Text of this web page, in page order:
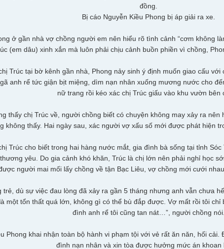
đồng.
Bị cáo Nguyễn Kiều Phong bị áp giải ra xe.
ở gần nhà vợ chồng người em nên hiểu rõ tình cảnh “cơm không
(em dâu) xinh xắn mà luôn phải chịu cảnh buồn phiền vì chồng,
Trúc tại bờ kênh gần nhà, Phong nảy sinh ý định muốn giao cấu
anh rể tức giận bịt miệng, dìm nạn nhân xuống mương nước cho
nữ trang rồi kéo xác chị Trúc giấu vào khu vườn bên
thấy chị Trúc về, người chồng biết có chuyện không may xảy ra
không thấy. Hai ngày sau, xác người vợ xấu số mới được phát hiện
Trúc cho biết trong hai hàng nước mắt, gia đình bà sống tại tỉnh
yêu. Do gia cảnh khó khăn, Trúc là chị lớn nên phải nghỉ học
người mai mối lấy chồng về tận Bạc Liêu, vợ chồng mới cưới
trẻ, dù sự việc đau lòng đã xảy ra gần 5 tháng nhưng anh vẫn chưa
một tổn thất quá lớn, không gì có thể bù đắp được. Vợ mất rồi tôi
đình anh rể tôi cũng tan nát…”, người chồng nói.
Phong khai nhận toàn bộ hành vi phạm tội với vẻ rất ăn năn, hối
đình nạn nhân và xin tòa được hưởng mức án khoan